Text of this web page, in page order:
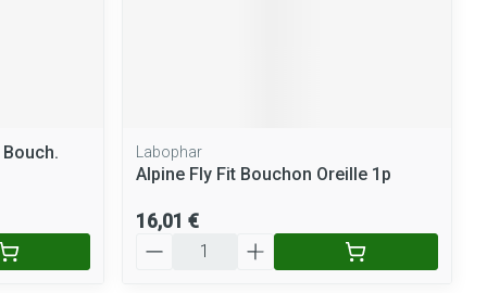
Labophar
Alpine Fly Fit Bouchon Oreille 1p
16,01 €
Quantité